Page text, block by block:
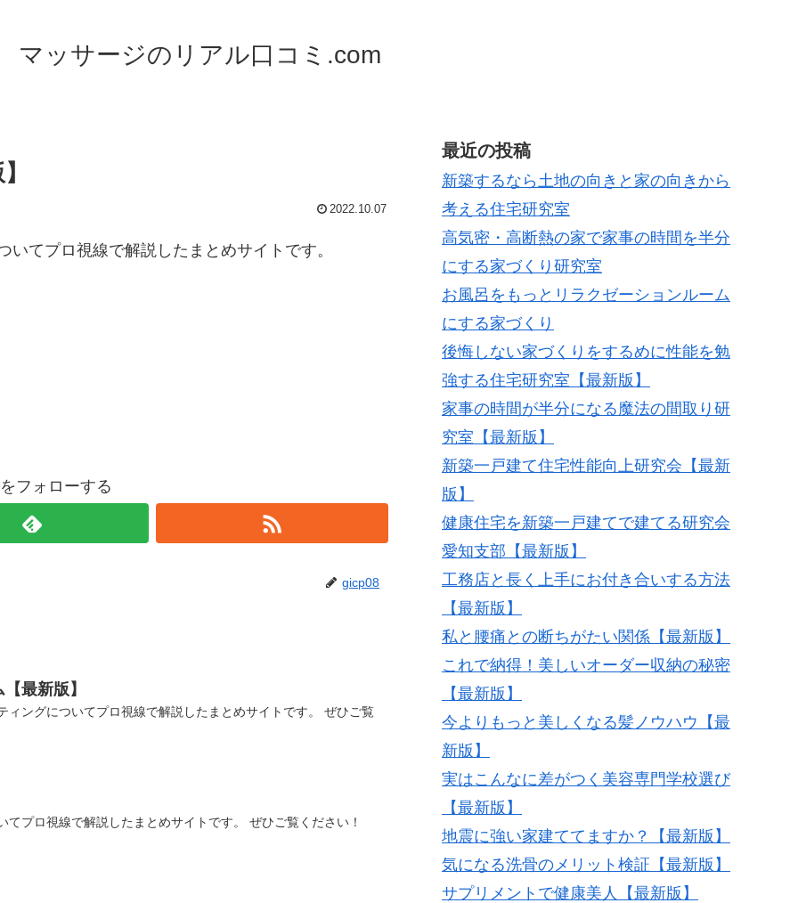
マッサージのリアル口コミ.com
2022.10.07
てプロ視線で解説したまとめサイトです。
フォローする
gicp08
最新版】
ングについてプロ視線で解説したまとめサイトです。 ぜひご覧
プロ視線で解説したまとめサイトです。 ぜひご覧ください！
最近の投稿
新築するなら土地の向きと家の向きから
考える住宅研究室
高気密・高断熱の家で家事の時間を半分
にする家づくり研究室
お風呂をもっとリラクゼーションルーム
にする家づくり
後悔しない家づくりをするめに性能を勉
強する住宅研究室【最新版】
家事の時間が半分になる魔法の間取り研
究室【最新版】
新築一戸建て住宅性能向上研究会【最新
版】
健康住宅を新築一戸建てで建てる研究会
愛知支部【最新版】
工務店と長く上手にお付き合いする方法
【最新版】
私と腰痛との断ちがたい関係【最新版】
これで納得！美しいオーダー収納の秘密
【最新版】
今よりもっと美しくなる髪ノウハウ【最
新版】
実はこんなに差がつく美容専門学校選び
【最新版】
地震に強い家建ててますか？【最新版】
気になる洗骨のメリット検証【最新版】
サプリメントで健康美人【最新版】